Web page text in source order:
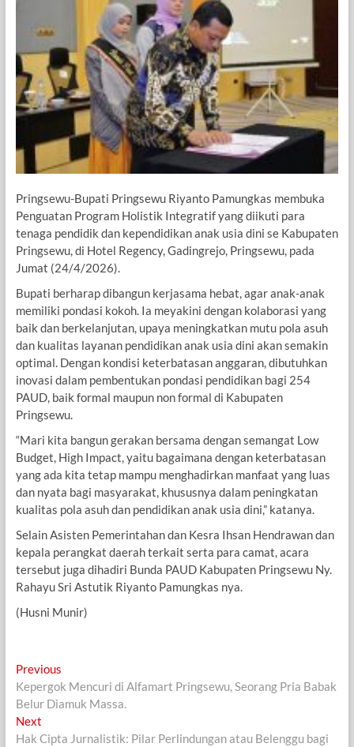
Pringsewu-Bupati Pringsewu Riyanto Pamungkas membuka
Penguatan Program Holistik Integratif yang diikuti para
tenaga pendidik dan kependidikan anak usia dini se Kabupaten
Pringsewu, di Hotel Regency, Gadingrejo, Pringsewu, pada
Jumat (24/4/2026).
Bupati berharap dibangun kerjasama hebat, agar anak-anak
memiliki pondasi kokoh. Ia meyakini dengan kolaborasi yang
baik dan berkelanjutan, upaya meningkatkan mutu pola asuh
dan kualitas layanan pendidikan anak usia dini akan semakin
optimal. Dengan kondisi keterbatasan anggaran, dibutuhkan
inovasi dalam pembentukan pondasi pendidikan bagi 254
PAUD, baik formal maupun non formal di Kabupaten
Pringsewu.
“Mari kita bangun gerakan bersama dengan semangat Low
Budget, High Impact, yaitu bagaimana dengan keterbatasan
yang ada kita tetap mampu menghadirkan manfaat yang luas
dan nyata bagi masyarakat, khususnya dalam peningkatan
kualitas pola asuh dan pendidikan anak usia dini,” katanya.
Selain Asisten Pemerintahan dan Kesra Ihsan Hendrawan dan
kepala perangkat daerah terkait serta para camat, acara
tersebut juga dihadiri Bunda PAUD Kabupaten Pringsewu Ny.
Rahayu Sri Astutik Riyanto Pamungkas nya.
(Husni Munir)
Navigasi
pos
PreviousPrevious
post:
Kepergok Mencuri di Alfamart Pringsewu, Seorang Pria Babak
Belur Diamuk Massa.
NextNext
post:
Hak Cipta Jurnalistik: Pilar Perlindungan atau Belenggu bagi